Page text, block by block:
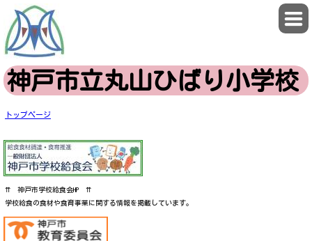
神戸市立丸山ひばり小学校
トップページ
⇈ 神戸市学校給食会HP ⇈
学校給食の食材や食育事業に関する情報を掲載しています。